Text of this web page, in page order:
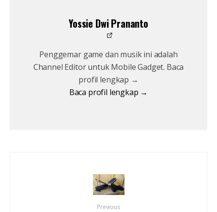
Yossie Dwi Prananto
Penggemar game dan musik ini adalah
Channel Editor untuk Mobile Gadget. Baca
profil lengkap →
Baca profil lengkap →
Previous